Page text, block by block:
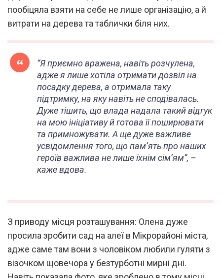
пообіцяла взяти на себе не лише організацію, а й
витрати на дерева та таблички біля них.
“Я приємно вражена, навіть розчулена,
адже я лише хотіла отримати дозвіл на
посадку дерева, а отримала таку
підтримку, на яку навіть не сподівалась.
Дуже тішить, що влада надала такий відгук
на мою ініціативу й готова її поширювати
та примножувати. А ще дуже важливе
усвідомлення того, що пам’ять про наших
героїв важлива не лише їхнім сім’ям”, –
каже вдова.
З приводу місця розташування: Олена дуже
просила зробити сад на алеї в Мікрорайоні міста,
адже саме там вони з чоловіком любили гуляти з
візочком щовечора у безтурботні мирні дні.